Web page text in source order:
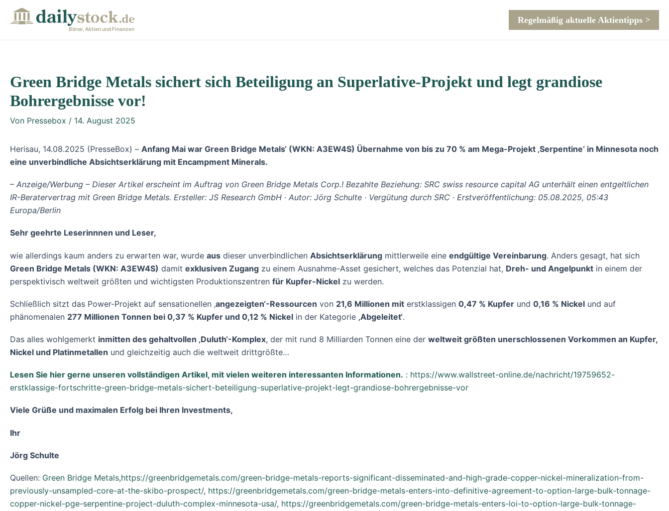
Inhalt
Börse, Aktien und Finanzen
Regelmäßig aktuelle Aktientipps >
Green Bridge Metals sichert sich Beteiligung an Superlative-Projekt und legt grandiose
Bohrergebnisse vor!
Von Pressebox / 14. August 2025
Herisau, 14.08.2025 (PresseBox) – Anfang Mai war Green Bridge Metals‘ (WKN: A3EW4S) Übernahme von bis zu 70 % am Mega-Projekt ‚Serpentine‘ in Minnesota noch
eine unverbindliche Absichtserklärung mit Encampment Minerals.
– Anzeige/Werbung – Dieser Artikel erscheint im Auftrag von Green Bridge Metals Corp.! Bezahlte Beziehung: SRC swiss resource capital AG unterhält einen entgeltlichen
IR-Beratervertrag mit Green Bridge Metals. Ersteller: JS Research GmbH · Autor: Jörg Schulte · Vergütung durch SRC · Erstveröffentlichung: 05.08.2025, 05:43
Europa/Berlin
Sehr geehrte Leserinnnen und Leser,
wie allerdings kaum anders zu erwarten war, wurde aus dieser unverbindlichen Absichtserklärung mittlerweile eine endgültige Vereinbarung. Anders gesagt, hat sich
Green Bridge Metals (WKN: A3EW4S) damit exklusiven Zugang zu einem Ausnahme-Asset gesichert, welches das Potenzial hat, Dreh- und Angelpunkt in einem der
perspektivisch weltweit größten und wichtigsten Produktionszentren für Kupfer-Nickel zu werden.
Schließlich sitzt das Power-Projekt auf sensationellen ‚angezeigten‘-Ressourcen von 21,6 Millionen mit erstklassigen 0,47 % Kupfer und 0,16 % Nickel und auf
phänomenalen 277 Millionen Tonnen bei 0,37 % Kupfer und 0,12 % Nickel in der Kategorie ‚Abgeleitet‘.
Das alles wohlgemerkt inmitten des gehaltvollen ‚Duluth‘-Komplex, der mit rund 8 Milliarden Tonnen eine der weltweit größten unerschlossenen Vorkommen an Kupfer,
Nickel und Platinmetallen und gleichzeitig auch die weltweit drittgrößte…
Lesen Sie hier gerne unseren vollständigen Artikel, mit vielen weiteren interessanten Informationen. : https://www.wallstreet-online.de/nachricht/19759652-
erstklassige-fortschritte-green-bridge-metals-sichert-beteiligung-superlative-projekt-legt-grandiose-bohrergebnisse-vor
Viele Grüße und maximalen Erfolg bei Ihren Investments,
Ihr
Jörg Schulte
Quellen: Green Bridge Metals,https://greenbridgemetals.com/green-bridge-metals-reports-significant-disseminated-and-high-grade-copper-nickel-mineralization-from-
previously-unsampled-core-at-the-skibo-prospect/, https://greenbridgemetals.com/green-bridge-metals-enters-into-definitive-agreement-to-option-large-bulk-tonnage-
copper-nickel-pge-serpentine-project-duluth-complex-minnesota-usa/, https://greenbridgemetals.com/green-bridge-metals-enters-loi-to-option-large-bulk-tonnage-
navigation